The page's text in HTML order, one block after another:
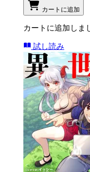
カートに追加
カートに追加しま
試し読み